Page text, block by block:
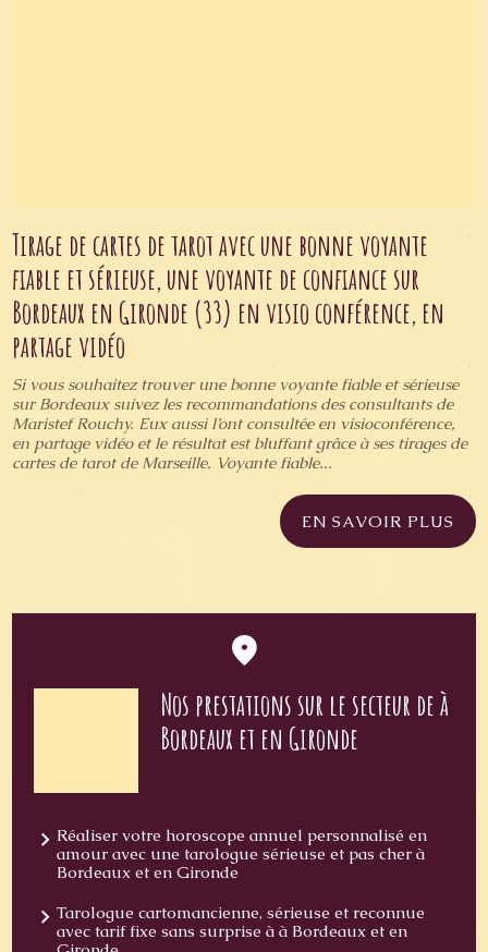
Tirage de cartes de tarot avec une bonne voyante
fiable et sérieuse, une voyante de confiance sur
Bordeaux en Gironde (33) en visio conférence, en
partage vidéo
Si vous souhaitez trouver une bonne voyante fiable et sérieuse
sur Bordeaux suivez les recommandations des consultants de
Maristef Rouchy. Eux aussi l’ont consultée en visioconférence,
en partage vidéo et le résultat est bluffant grâce à ses tirages de
cartes de tarot de Marseille. Voyante fiable...
EN SAVOIR PLUS
Nos prestations sur le secteur de à
Bordeaux et en Gironde
Réaliser votre horoscope annuel personnalisé en
amour avec une tarologue sérieuse et pas cher à
Bordeaux et en Gironde
Tarologue cartomancienne, sérieuse et reconnue
avec tarif fixe sans surprise à à Bordeaux et en